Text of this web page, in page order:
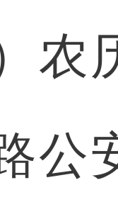
农
公